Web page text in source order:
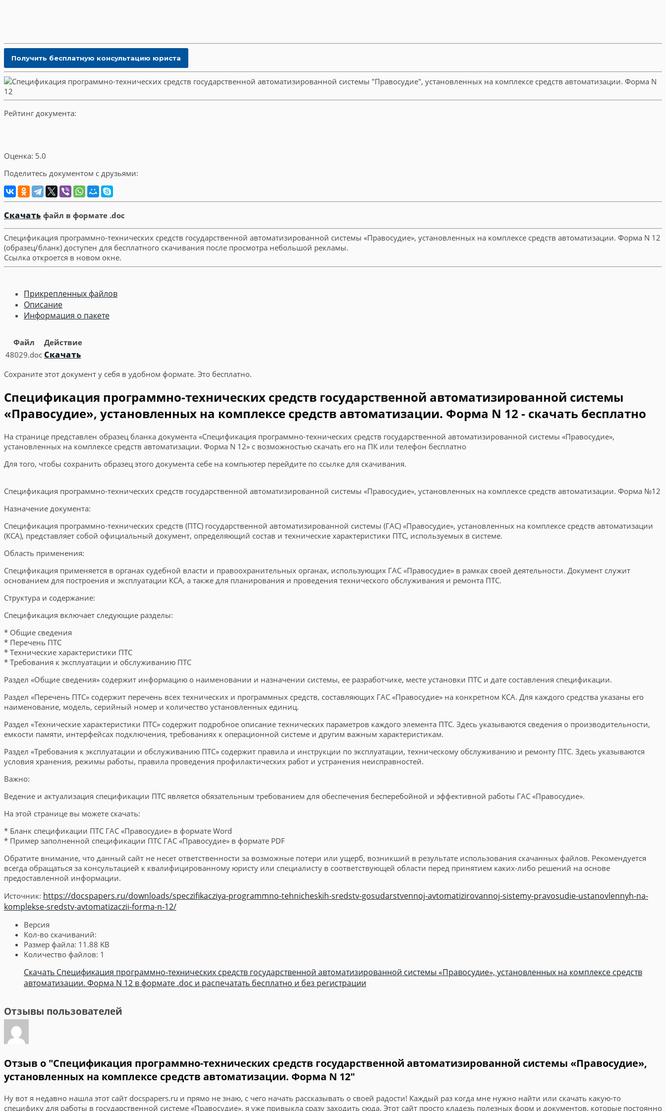
Рейтинг документа:
Оценка: 5.0
Поделитесь документом с друзьями:
Скачать файл в формате .doc
Спецификация программно-технических средств государственной автоматизированной системы «Правосудие», установленных на комплексе средств автоматизации. Форма N 12
(образец/бланк) доступен для бесплатного скачивания после просмотра небольшой рекламы.
Ссылка откроется в новом окне.
Прикрепленных файлов
Описание
Информация о пакете
Файл
Действие
48029.doc Скачать
Сохраните этот документ у себя в удобном формате. Это бесплатно.
Спецификация программно-технических средств государственной автоматизированной системы
«Правосудие», установленных на комплексе средств автоматизации. Форма N 12 - скачать бесплатно
На странице представлен образец бланка документа «Спецификация программно-технических средств государственной автоматизированной системы «Правосудие»,
установленных на комплексе средств автоматизации. Форма N 12» с возможностью скачать его на ПК или телефон бесплатно
Для того, чтобы сохранить образец этого документа себе на компьютер перейдите по ссылке для скачивания.
Спецификация программно-технических средств государственной автоматизированной системы «Правосудие», установленных на комплексе средств автоматизации. Форма №12
Назначение документа:
Спецификация программно-технических средств (ПТС) государственной автоматизированной системы (ГАС) «Правосудие», установленных на комплексе средств автоматизации
(КСА), представляет собой официальный документ, определяющий состав и технические характеристики ПТС, используемых в системе.
Область применения:
Спецификация применяется в органах судебной власти и правоохранительных органах, использующих ГАС «Правосудие» в рамках своей деятельности. Документ служит
основанием для построения и эксплуатации КСА, а также для планирования и проведения технического обслуживания и ремонта ПТС.
Структура и содержание:
Спецификация включает следующие разделы:
* Общие сведения
* Перечень ПТС
* Технические характеристики ПТС
* Требования к эксплуатации и обслуживанию ПТС
Раздел «Общие сведения» содержит информацию о наименовании и назначении системы, ее разработчике, месте установки ПТС и дате составления спецификации.
Раздел «Перечень ПТС» содержит перечень всех технических и программных средств, составляющих ГАС «Правосудие» на конкретном КСА. Для каждого средства указаны его
наименование, модель, серийный номер и количество установленных единиц.
Раздел «Технические характеристики ПТС» содержит подробное описание технических параметров каждого элемента ПТС. Здесь указываются сведения о производительности,
емкости памяти, интерфейсах подключения, требованиях к операционной системе и другим важным характеристикам.
Раздел «Требования к эксплуатации и обслуживанию ПТС» содержит правила и инструкции по эксплуатации, техническому обслуживанию и ремонту ПТС. Здесь указываются
условия хранения, режимы работы, правила проведения профилактических работ и устранения неисправностей.
Важно:
Ведение и актуализация спецификации ПТС является обязательным требованием для обеспечения бесперебойной и эффективной работы ГАС «Правосудие».
На этой странице вы можете скачать:
* Бланк спецификации ПТС ГАС «Правосудие» в формате Word
* Пример заполненной спецификации ПТС ГАС «Правосудие» в формате PDF
Обратите внимание, что данный сайт не несет ответственности за возможные потери или ущерб, возникший в результате использования скачанных файлов. Рекомендуется
всегда обращаться за консультацией к квалифицированному юристу или специалисту в соответствующей области перед принятием каких-либо решений на основе
предоставленной информации.
Источник: https://docspapers.ru/downloads/speczifikacziya-programmno-tehnicheskih-sredstv-gosudarstvennoj-avtomatizirovannoj-sistemy-pravosudie-ustanovlennyh-na-
komplekse-sredstv-avtomatizaczii-forma-n-12/
Версия
Кол-во скачиваний:
Размер файла: 11.88 KB
Количество файлов: 1
Скачать Спецификация программно-технических средств государственной автоматизированной системы «Правосудие», установленных на комплексе средств
автоматизации. Форма N 12 в формате .doc и распечатать бесплатно и без регистрации
Отзывы пользователей
Отзыв о "Спецификация программно-технических средств государственной автоматизированной системы «Правосудие»,
установленных на комплексе средств автоматизации. Форма N 12"
Ну вот я недавно нашла этот сайт docspapers.ru и прямо не знаю, с чего начать рассказывать о своей радости! Каждый раз когда мне нужно найти или скачать какую-то
специфику для работы в государственной системе «Правосудие», я уже привыкла сразу заходить сюда. Этот сайт просто кладезь полезных форм и документов, которые постоянно